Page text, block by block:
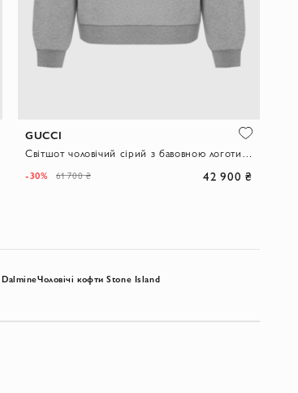
GUCCI
-30% 61 700 ₴ 42 900 ₴
DalmineЧоловічі кофти Stone Island